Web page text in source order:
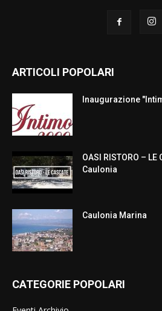
ARTICOLI POPOLARI
Inaugurazione
OASI RISTORO –
Caulonia
Caulonia Marina
CATEGORIE POPOLARI